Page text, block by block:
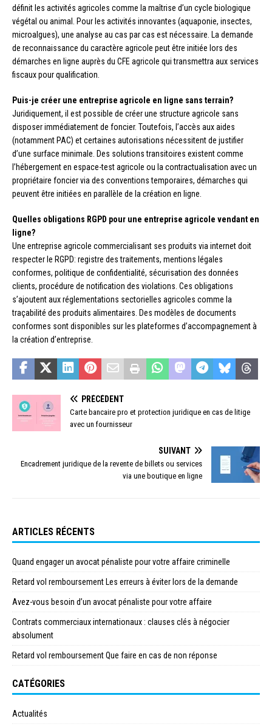
définit les activités agricoles comme la maîtrise d’un cycle biologique
végétal ou animal. Pour les activités innovantes (aquaponie, insectes,
microalgues), une analyse au cas par cas est nécessaire. La demande
de reconnaissance du caractère agricole peut être initiée lors des
démarches en ligne auprès du CFE agricole qui transmettra aux services
fiscaux pour qualification.
Puis-je créer une entreprise agricole en ligne sans terrain?
Juridiquement, il est possible de créer une structure agricole sans
disposer immédiatement de foncier. Toutefois, l’accès aux aides
(notamment PAC) et certaines autorisations nécessitent de justifier
d’une surface minimale. Des solutions transitoires existent comme
l’hébergement en espace-test agricole ou la contractualisation avec un
propriétaire foncier via des conventions temporaires, démarches qui
peuvent être initiées en parallèle de la création en ligne.
Quelles obligations RGPD pour une entreprise agricole vendant en
ligne?
Une entreprise agricole commercialisant ses produits via internet doit
respecter le RGPD: registre des traitements, mentions légales
conformes, politique de confidentialité, sécurisation des données
clients, procédure de notification des violations. Ces obligations
s’ajoutent aux réglementations sectorielles agricoles comme la
traçabilité des produits alimentaires. Des modèles de documents
conformes sont disponibles sur les plateformes d’accompagnement à
la création d’entreprise.
PRÉCÉDENT
Carte bancaire pro et protection juridique en cas de litige
avec un fournisseur
SUIVANT
Encadrement juridique de la revente de billets ou services
via une boutique en ligne
ARTICLES RÉCENTS
Quand engager un avocat pénaliste pour votre affaire criminelle
Retard vol remboursement Les erreurs à éviter lors de la demande
Avez-vous besoin d’un avocat pénaliste pour votre affaire
Contrats commerciaux internationaux : clauses clés à négocier
absolument
Retard vol remboursement Que faire en cas de non réponse
CATÉGORIES
Actualités